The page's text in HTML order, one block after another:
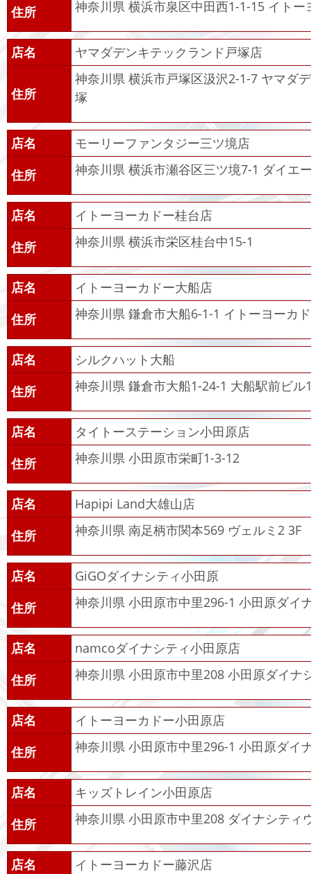
住所 神奈川県 横浜市泉区中田西1-1-15 イトー
店名 ヤマダデンキテックランド戸塚店
住所
神奈川県 横浜市戸塚区汲沢2-1-7 ヤマダ
塚
店名
モーリーファンタジー三ツ境店
住所
神奈川県 横浜市瀬谷区三ツ境7-1 ダイエ
店名
イトーヨーカドー桂台店
住所
神奈川県 横浜市栄区桂台中15-1
店名
イトーヨーカドー大船店
住所
神奈川県 鎌倉市大船6-1-1 イトーヨーカ
店名
シルクハット大船
住所
神奈川県 鎌倉市大船1-24-1 大船駅前ビル
店名
タイトーステーション小田原店
住所
神奈川県 小田原市栄町1-3-12
店名
Hapipi Land大雄山店
住所
神奈川県 南足柄市関本569 ヴェルミ2 3F
店名
GiGOダイナシティ小田原
住所
神奈川県 小田原市中里296-1 小田原ダイ
店名
namcoダイナシティ小田原店
住所
神奈川県 小田原市中里208 小田原ダイナ
店名
イトーヨーカドー小田原店
住所
神奈川県 小田原市中里296-1 小田原ダイ
店名
キッズトレイン小田原店
住所
神奈川県 小田原市中里208 ダイナシティ
店名
イトーヨーカドー藤沢店